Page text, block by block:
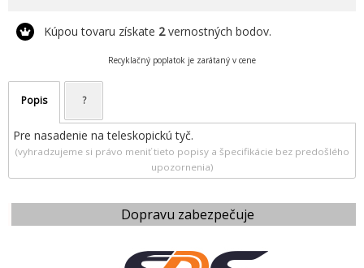
Dopravu zabezpečuje
Kúpou tovaru získate 2vernostných bodov.
Recyklačný poplatok je zarátaný v cene
Popis ?
Pre nasadenie na teleskopickú tyč.
(vyhradzujeme si právo meniť tieto popisy a špecifikácie bez predošlého
upozornenia)